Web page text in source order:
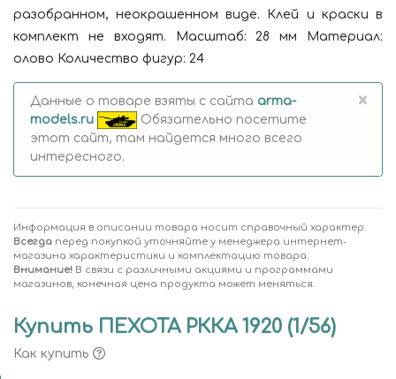
разобранном, неокрашенном виде. Клей и краски в
комплект не входят. Масштаб: 28 мм Материал:
олово Количество фигур: 24
Данные о товаре взяты с сайта arma-
models.ru
Обязательно посетите
этот сайт, там найдется много всего
интересного.
×
Информация в описании товара носит справочный характер.
Всегда перед покупкой уточняйте у менеджера интернет-
магазина характеристики и комплектацию товара.
Внимание! В связи с различными акциями и программами
магазинов, конечная цена продукта может меняться.
Купить ПЕХОТА РККА 1920 (1/56)
Как купить